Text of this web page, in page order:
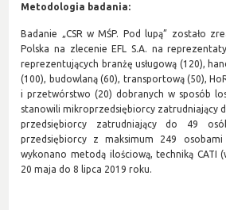
Metodologia badania:
Badanie „CSR w MŚP. Pod lupą” zostało
Polska na zlecenie EFL S.A. na
reprezentujących branżę usługową (120),
(100), budowlaną (60), transportową (50),
i przetwórstwo (20) dobranych w sposób
stanowili mikroprzedsiębiorcy zatrudniający
przedsiębiorcy zatrudniający do 49
przedsiębiorcy z maksimum 249 osobami
wykonano metodą ilościową, techniką CATI
20 maja do 8 lipca 2019 roku.